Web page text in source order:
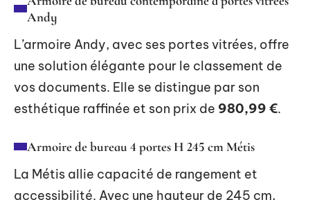
Andy
L’armoire Andy, avec ses portes vitrées, offre
une solution élégante pour le classement de
vos documents. Elle se distingue par son
esthétique raffinée et son prix de 980,99 €.
Armoire de bureau 4 portes H 245 cm Métis
La Métis allie capacité de rangement et
accessibilité. Avec une hauteur de 245 cm,